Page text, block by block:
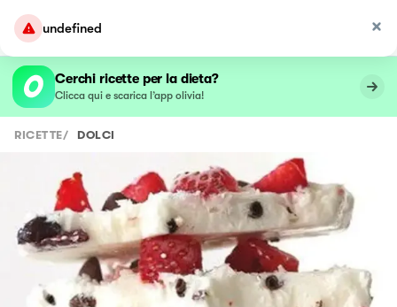
undefined
Cerchi ricette per la dieta?
Clicca qui e scarica l’app olivia!
RICETTE/ DOLCI